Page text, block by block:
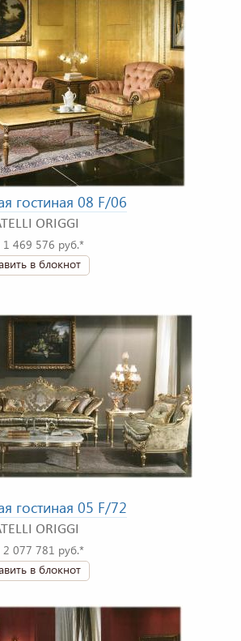
гостиная 08 F/06
ORIGGI
1 469 576 руб.*
в блокнот
гостиная 05 F/72
ORIGGI
2 077 781 руб.*
в блокнот